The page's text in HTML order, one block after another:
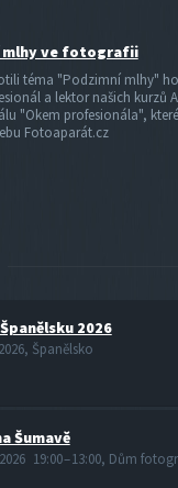
mlhy ve fotografii
téma "Podzimní mlhy"
a lektor našich kurzů
"Okem profesionála",
Fotoaparát.cz
2026
Španělsko
Šumavě
2026 19:00 – 13:00, Dům